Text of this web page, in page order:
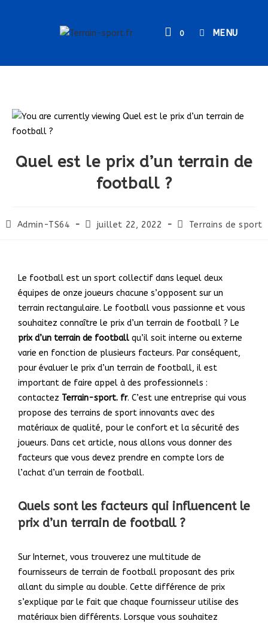
0 MENU
Quel est le prix d’un terrain de
football ?
Admin-TS64 juillet 22, 2022 Terrains de sport
Le football est un sport collectif dans lequel deux
équipes de onze joueurs chacune s’opposent sur un
terrain rectangulaire. Le football vous passionne et vous
souhaitez connaître le prix d’un terrain de football ? Le
prix d’un terrain de football qu’il soit interne ou externe
varie en fonction de plusieurs facteurs. Par conséquent,
pour évaluer le prix d’un terrain de football, il est
important de faire appel à des professionnels :
contactez Terrain-sport. fr. C’est une entreprise qui vous
propose des terrains de sport innovants avec des
matériaux de qualité, pour le confort et la sécurité des
joueurs. Dans cet article, nous allons vous donner des
facteurs que vous devez prendre en compte lors de
l’achat d’un terrain de football.
Quels sont les facteurs qui influencent le
prix d’un terrain de football ?
Sur Internet, vous trouverez une multitude de
fournisseurs de terrain de football proposant des prix
allant du simple au double. Cette différence de prix
s’explique par le fait que chaque fournisseur utilise des
matériaux bien différents. Lorsque vous souhaitez